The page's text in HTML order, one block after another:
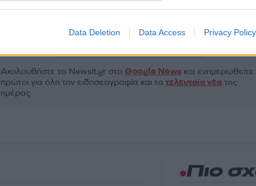
Data Deletion Data Access Privacy Policy
Αθλητικά
Ακολουθήστε το Νewsit.gr στο Google Newsκαι ενημερωθείτε
πρώτοι για όλη την ειδησεογραφία και τα τελευταία νέατης
ημέρας
Πιο